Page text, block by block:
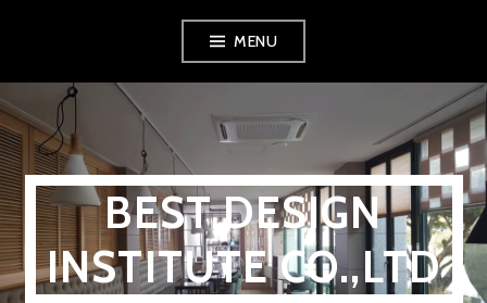
MENU
BEST DESIGN
INSTITUTE CO.,LTD